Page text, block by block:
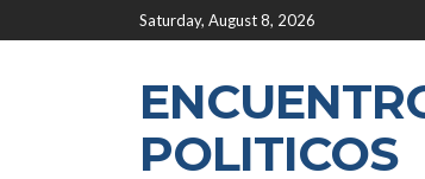
Saturday, August 8, 2026
POLITICOS